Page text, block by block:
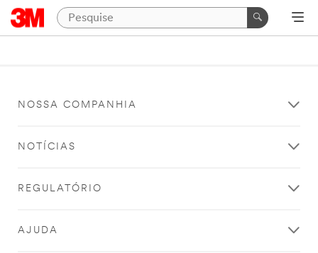
NOSSA COMPANHIA
NOTÍCIAS
REGULATÓRIO
AJUDA